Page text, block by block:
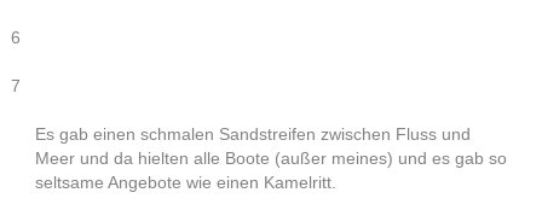
6
7
Es gab einen schmalen Sandstreifen zwischen Fluss und
Meer und da hielten alle Boote (außer meines) und es gab so
seltsame Angebote wie einen Kamelritt.